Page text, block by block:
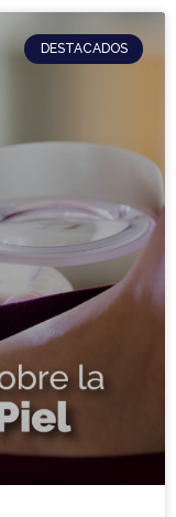
DESTACADOS